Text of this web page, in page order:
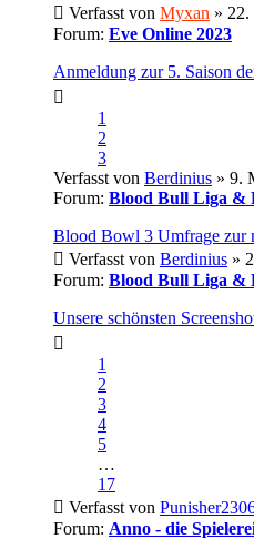
Verfasst von Myxan » 22.
Forum: Eve Online 2023
Anmeldung zur 5. Saison
1
2
3
Verfasst von Berdinius » 9.
Forum: Blood Bull Liga &
Blood Bowl 3 Umfrage zur
Verfasst von Berdinius »
Forum: Blood Bull Liga &
Unsere schönsten
1
2
3
4
5
…
17
Verfasst von
Forum: Anno - die